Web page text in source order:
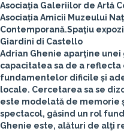
Asociaţia Galeriilor de Artă
Asociația Amicii Muzeului
Contemporană.Spaţiu
Giardini di Castello
Adrian Ghenie aparţine
capacitatea sa de a
fundamentelor dificile și
locale. Cercetarea sa se
este modelată de memorie
spectacol, găsind un rol
Ghenie este, alături de alţi